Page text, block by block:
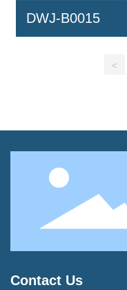
DWJ-B0015
<
Contact Us